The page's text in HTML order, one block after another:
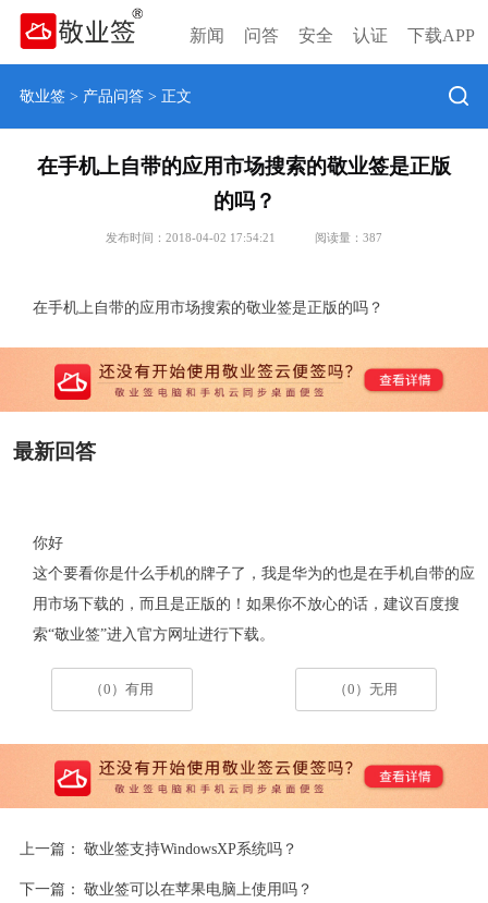
新闻 问答 安全 认证 下载APP
敬业签> 产品问答> 正文
在手机上自带的应用市场搜索的敬业签是正版
的吗？
发布时间：2018-04-02 17:54:21 阅读量： 387
在手机上自带的应用市场搜索的敬业签是正版的吗？
最新回答
你好
这个要看你是什么手机的牌子了，我是华为的也是在手机自带的应
用市场下载的，而且是正版的！如果你不放心的话，建议百度搜
索“敬业签”进入官方网址进行下载。
（0）有用 （0）无用
上一篇： 敬业签支持WindowsXP系统吗？
下一篇： 敬业签可以在苹果电脑上使用吗？